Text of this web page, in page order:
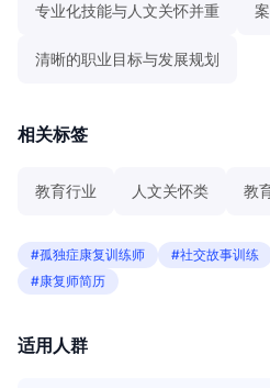
专业化技能与人文关怀并重
清晰的职业目标与发展规划
相关标签
教育行业 人文关怀类 教
#孤独症康复训练师 #社交故事训练
#康复师简历
适用人群